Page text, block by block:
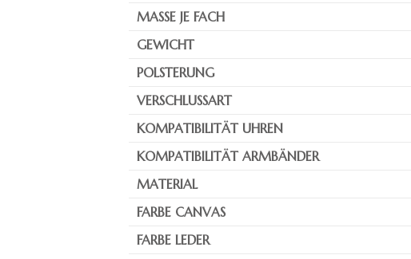
MASSE JE FACH
GEWICHT
POLSTERUNG
VERSCHLUSSART
KOMPATIBILITÄT UHREN
KOMPATIBILITÄT ARMBÄNDER
MATERIAL
FARBE CANVAS
FARBE LEDER